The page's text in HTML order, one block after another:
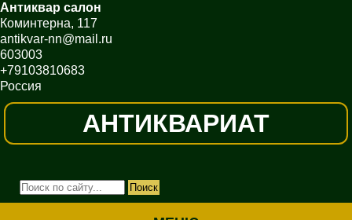
Антиквар салон
Коминтерна, 117
antikvar-nn@mail.ru
603003
+79103810683
Россия
АНТИКВАРИАТ